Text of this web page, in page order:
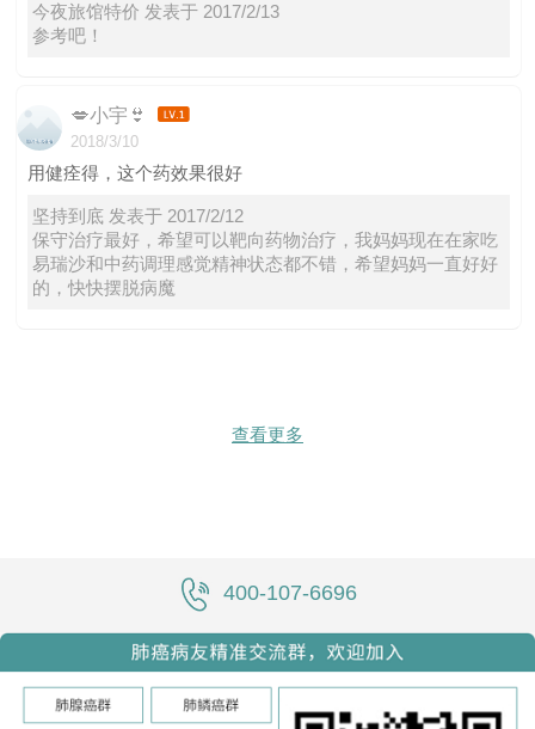
今夜旅馆特价 发表于 2017/2/13
参考吧！
💋小宇👙
2018/3/10
用健痊得，这个药效果很好
坚持到底 发表于 2017/2/12
保守治疗最好，希望可以靶向药物治疗，我妈妈现在在家吃
易瑞沙和中药调理感觉精神状态都不错，希望妈妈一直好好
的，快快摆脱病魔
查看更多
400-107-6696